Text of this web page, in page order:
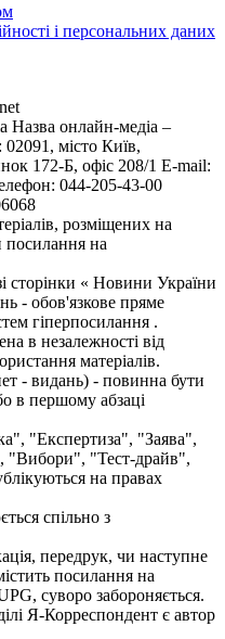
і персональних даних
Назва онлайн-медіа –
місто Київ,
172-Б, офіс 208/1 E-mail:
044-205-43-00
розміщених на
посилання на
сторінки « Новини України
- обов'язкове пряме
гіперпосилання .
в незалежності від
матеріалів.
- видань) - повинна бути
в першому абзаці
"Експертиза", "Заява",
"Вибори", "Тест-драйв",
на правах
спільно з
передрук, чи наступне
посилання на
суворо забороняється.
Я-Корреспондент є автор